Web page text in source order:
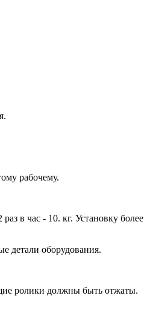
рабочему.
в час - 10. кг. Установку более
детали оборудования.
ролики должны быть отжаты.